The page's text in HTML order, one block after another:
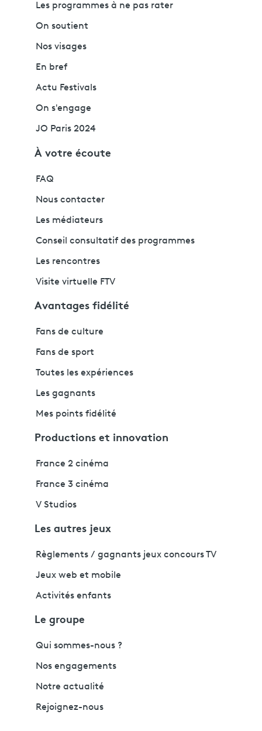
Les programmes à ne pas rater
On soutient
Nos visages
En bref
Actu Festivals
On s'engage
JO Paris 2024
À votre écoute
FAQ
Nous contacter
Les médiateurs
Conseil consultatif des programmes
Les rencontres
Visite virtuelle FTV
Avantages fidélité
Fans de culture
Fans de sport
Toutes les expériences
Les gagnants
Mes points fidélité
Productions et innovation
France 2 cinéma
France 3 cinéma
V Studios
Les autres jeux
Règlements / gagnants jeux concours TV
Jeux web et mobile
Activités enfants
Le groupe
Qui sommes-nous ?
Nos engagements
Notre actualité
Rejoignez-nous